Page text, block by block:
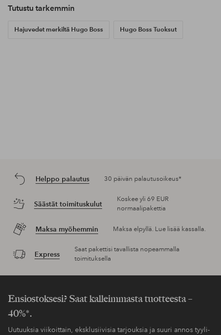
Tutustu tarkemmin
Hajuvedet merkiltä Hugo Boss Hugo Boss Tuoksut
Helppo palautus 30 päivän palautusoikeus*
Säästät toimituskulut
Koskee yli 69 EUR
normaalipakettia
Maksa myöhemmin Maksa elpyllä. Lue lisää kassalla.
Express
Saat pakettisi tavallista nopeammalla
toimituksella
Ensiostoksesi? Saat kalleimmasta tuotteesta –
40%*.
Uutuuksia viikoittain, eksklusiivisia tarjouksia ja suuri annos tyyli-